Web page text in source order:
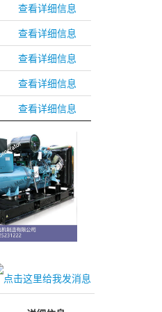
查看详细信息
查看详细信息
查看详细信息
查看详细信息
查看详细信息